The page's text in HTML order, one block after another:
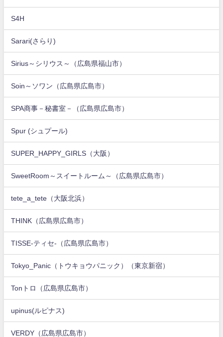
S4H
Sarari(さらり)
Sirius～シリウス～（広島県福山市）
Soin～ソワン（広島県広島市）
SPA商事－秘書室－（広島県広島市）
Spur (シュプール)
SUPER_HAPPY_GIRLS（大阪）
SweetRoom～スイートルーム～（広島県広島市）
tete_a_tete（大阪北浜）
THINK（広島県広島市）
TISSE-ティセ-（広島県広島市）
Tokyo_Panic（トウキョウパニック）（東京新宿）
Tonトロ（広島県広島市）
upinus(ルピナス)
VERDY（広島県広島市）